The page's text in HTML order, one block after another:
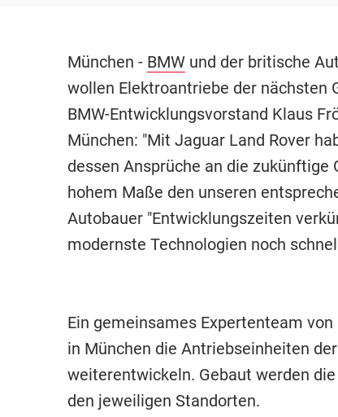
München - BMWund der britische
wollen Elektroantriebe der nächsten
BMW-Entwicklungsvorstand Klaus
München: "Mit Jaguar Land Rover
dessen Ansprüche an die
hohem Maße den unseren
Autobauer "Entwicklungszeiten
modernste Technologien noch
Ein gemeinsames Expertenteam
in München die Antriebseinheiten
weiterentwickeln. Gebaut werden
den jeweiligen Standorten.